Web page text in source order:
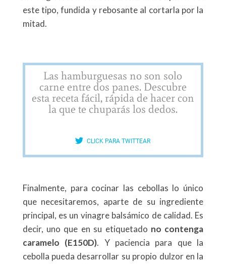
este tipo, fundida y rebosante al cortarla por la
mitad.
Las hamburguesas no son solo
carne entre dos panes. Descubre
esta receta fácil, rápida de hacer con
la que te chuparás los dedos.
CLICK PARA TWITTEAR
Finalmente, para cocinar las cebollas lo único
que necesitaremos, aparte de su ingrediente
principal, es un vinagre balsámico de calidad. Es
decir, uno que en su etiquetado no contenga
caramelo (E150D). Y paciencia para que la
cebolla pueda desarrollar su propio dulzor en la